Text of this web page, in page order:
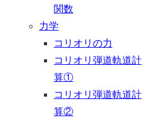
関数
力学
コリオリの力
コリオリ弾道軌道計
算①
コリオリ弾道軌道計
算②